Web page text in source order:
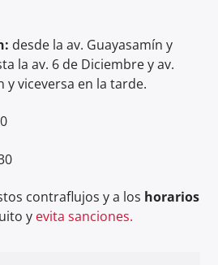
desde la av. Guayasamín y
la av. 6 de Diciembre y av.
y viceversa en la tarde.
contraflujos y a los horarios
y evita sanciones.